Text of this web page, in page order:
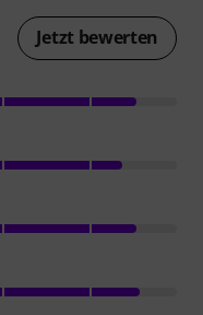
Jetzt bewerten